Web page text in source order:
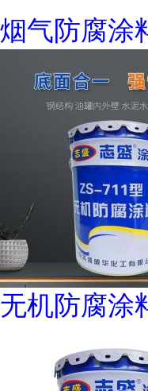
烟气防腐涂
无机防腐涂